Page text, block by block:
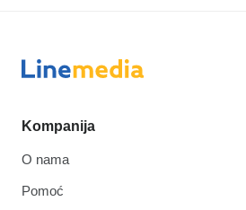
Kompanija
O nama
Pomoć